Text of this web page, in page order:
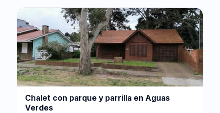
Chalet con parque y parrilla en Aguas
Verdes